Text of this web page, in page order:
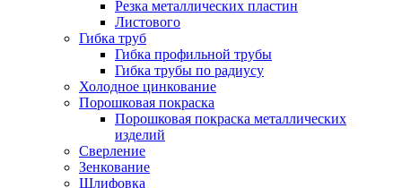
Резка металлических пластин
Листового
Гибка труб
Гибка профильной трубы
Гибка трубы по радиусу
Холодное цинкование
Порошковая покраска
Порошковая покраска металлических
изделий
Сверление
Зенкование
Шлифовка